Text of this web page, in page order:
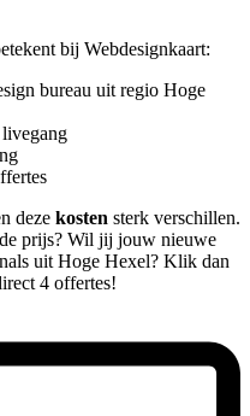
bij Webdesignkaart:
bureau uit regio Hoge
deze kosten sterk verschillen.
prijs? Wil jij jouw nieuwe
uit Hoge Hexel? Klik dan
4 offertes!